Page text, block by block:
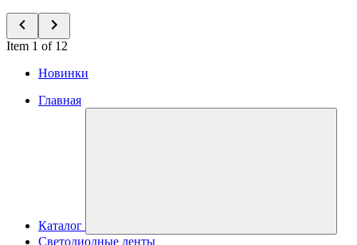
Item 1 of 12
Новинки
Главная
Каталог
Светодиодные ленты